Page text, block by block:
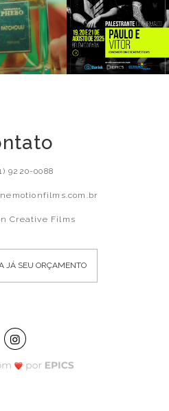
9220-0088
Creative Films
JÁ SEU ORÇAMENTO